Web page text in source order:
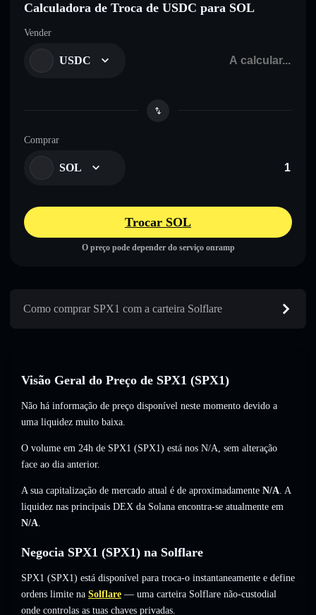
Calculadora de Troca de USDC para SOL
Vender
USDC
Comprar
SOL
Trocar SOL
O preço pode depender do serviço onramp
Como comprar SPX1 com a carteira Solflare
Visão Geral do Preço de SPX1 (SPX1)
Não há informação de preço disponível neste momento devido a
uma liquidez muito baixa.
O volume em 24h de SPX1 (SPX1) está nos N/A, sem alteração
face ao dia anterior.
A sua capitalização de mercado atual é de aproximadamente N/A. A
liquidez nas principais DEX da Solana encontra-se atualmente em
N/A.
Negocia SPX1 (SPX1) na Solflare
SPX1 (SPX1) está disponível para troca-o instantaneamente e define
ordens limite na Solflare — uma carteira Solflare não-custodial
onde controlas as tuas chaves privadas.